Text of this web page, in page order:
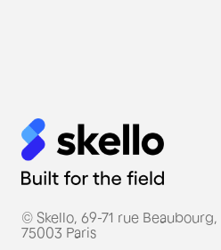
© Skello, 69-71 rue Beaubourg,
75003 Paris